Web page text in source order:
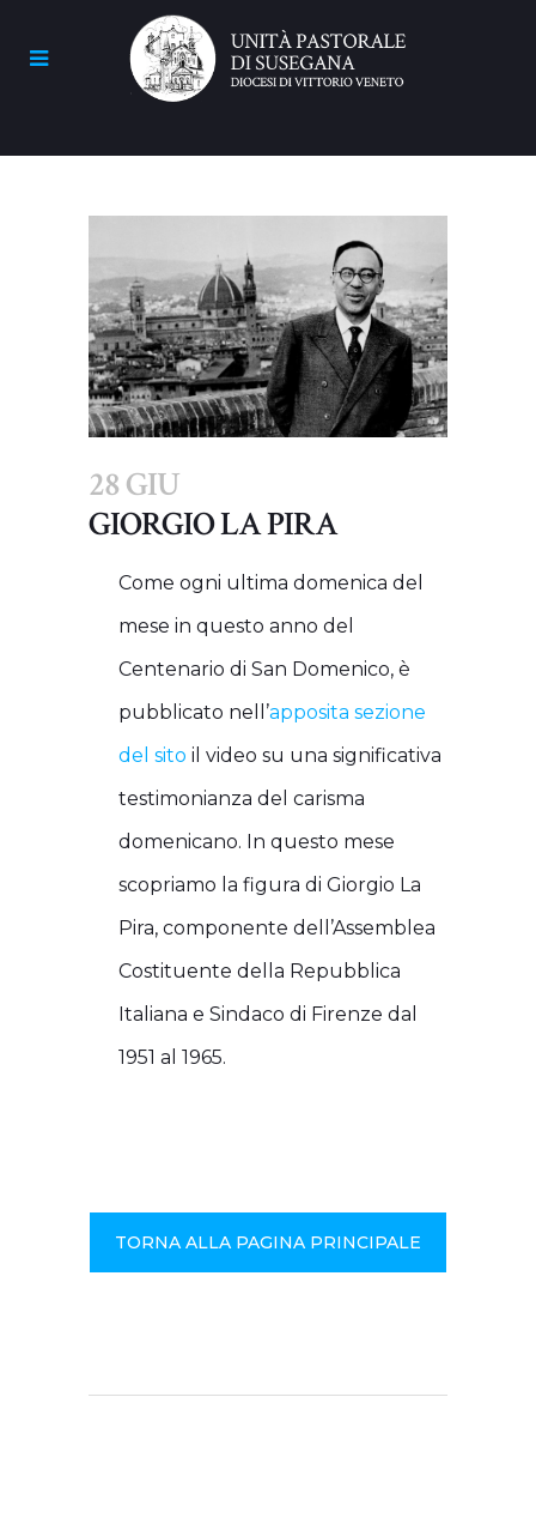
28 GIU
GIORGIO LA PIRA
Come ogni ultima domenica del
mese in questo anno del
Centenario di San Domenico, è
pubblicato nell’apposita sezione
del sito il video su una significativa
testimonianza del carisma
domenicano. In questo mese
scopriamo la figura di Giorgio La
Pira, componente dell’Assemblea
Costituente della Repubblica
Italiana e Sindaco di Firenze dal
1951 al 1965.
TORNA ALLA PAGINA PRINCIPALE